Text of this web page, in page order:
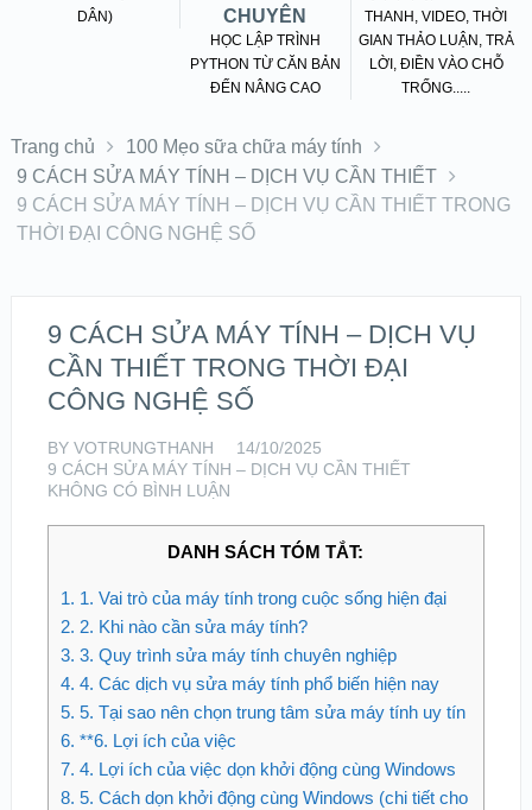
DÂN)
CHUYÊN
HỌC LẬP TRÌNH
PYTHON TỪ CĂN BẢN
ĐẾN NÂNG CAO
THANH, VIDEO, THỜI
GIAN THẢO LUẬN, TRẢ
LỜI, ĐIỀN VÀO CHỖ
TRỐNG.....
Trang chủ
100 Mẹo sữa chữa máy tính
9 CÁCH SỬA MÁY TÍNH – DỊCH VỤ CẦN THIẾT
9 CÁCH SỬA MÁY TÍNH – DỊCH VỤ CẦN THIẾT TRONG
THỜI ĐẠI CÔNG NGHỆ SỐ
9 CÁCH SỬA MÁY TÍNH – DỊCH VỤ
CẦN THIẾT TRONG THỜI ĐẠI
CÔNG NGHỆ SỐ
BY VOTRUNGTHANH
14/10/2025
9 CÁCH SỬA MÁY TÍNH – DỊCH VỤ CẦN THIẾT
KHÔNG CÓ BÌNH LUẬN
DANH SÁCH TÓM TẮT:
1. 1. Vai trò của máy tính trong cuộc sống hiện đại
2. 2. Khi nào cần sửa máy tính?
3. 3. Quy trình sửa máy tính chuyên nghiệp
4. 4. Các dịch vụ sửa máy tính phổ biến hiện nay
5. 5. Tại sao nên chọn trung tâm sửa máy tính uy tín
6. **6. Lợi ích của việc
7. 4. Lợi ích của việc dọn khởi động cùng Windows
8. 5. Cách dọn khởi động cùng Windows (chi tiết cho